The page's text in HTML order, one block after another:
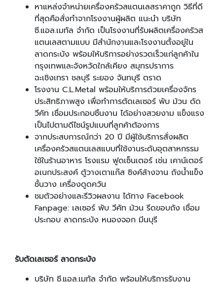
หาแหล่งจำหน่ายเครื่องครัวสแตนเลสราคาถูก วิธีที่ดี
ที่สุดคือสั่งทำจากโรงงานผู้ผลิต แนะนำ บริษัท
ซี.แอล.เมทัล จำกัด เป็นโรงงานที่รับผลิตเครื่องครัวส
แตนเลสตามแบบ มีสำนักงานและโรงงานตั้งอยู่ใน
ลาดกระบัง พร้อมให้บริการอย่างรวดเร็วแก่ลูกค้าใน
กรุงเทพและจังหวัดใกล้เคียง สมุทรปราการ
ฉะเชิงเทรา ชลบุรี ระยอง จันทบุรี ตราด
โรงงาน C.L.Metal พร้อมให้บริการด้วยเครื่องจักร
ประสิทธิภาพสูง เพื่อทำการตัดเลเซอร์ พับ ม้วน ดัด
วีคัท เชื่อมประกอบชิ้นงาน ได้อย่างสวยงาม แข็งแรง
เป็นไปตามดีไซน์รูปแบบที่ลูกค้าต้องการ
จากประสบการณ์กว่า 20 ปี มีผู้ใช้บริการสั่งผลิต
เครื่องครัวสแตนเลสแบบที่ใช้งานระดับอุตสาหกรรม
ใช้ในร้านอาหาร โรงแรม ฟูดเซ็นเตอร์ เช่น เคาน์เตอร์
อเนกประสงค์ ตู้วางเตาแก๊ส ซิงค์ล้างจาน ถังน้ำแข็ง
ชั้นวาง เครื่องดูดควัน
ชมตัวอย่างและรีวิวผลงาน ได้ทาง Facebook
Fanpage: เลเซอร์ พับ วีคัท ม้วน รีดขอบถัง เชื่อม
ประกอบ ลาดกระบัง หนองจอก มีนบุรี
รับตัดเลเซอร์ ลาดกระบัง
บริษัท ซี.แอล.เมทัล จำกัด พร้อมให้บริการรับงาน